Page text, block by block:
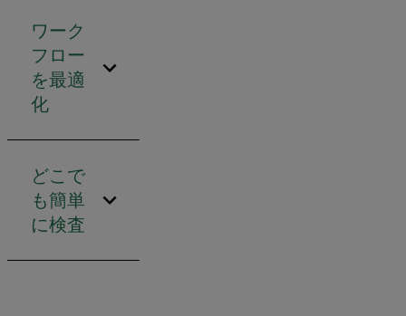
ワーク
フロー
を最適
化
どこで
も簡単
に検査